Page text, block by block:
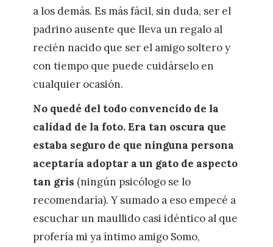
a los demás. Es más fácil, sin duda, ser el
padrino ausente que lleva un regalo al
recién nacido que ser el amigo soltero y
con tiempo que puede cuidárselo en
cualquier ocasión.
No quedé del todo convencido de la
calidad de la foto. Era tan oscura que
estaba seguro de que ninguna persona
aceptaría adoptar a un gato de aspecto
tan gris (ningún psicólogo se lo
recomendaría). Y sumado a eso empecé a
escuchar un maullido casi idéntico al que
profería mi ya íntimo amigo Somo,